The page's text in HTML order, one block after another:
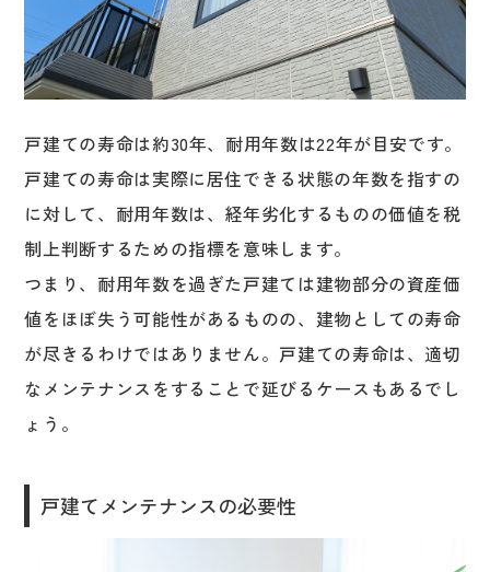
戸建ての寿命は約30年、耐用年数は22年が目安です。
戸建ての寿命は実際に居住できる状態の年数を指すの
に対して、耐用年数は、経年劣化するものの価値を税
制上判断するための指標を意味します。
つまり、耐用年数を過ぎた戸建ては建物部分の資産価
値をほぼ失う可能性があるものの、建物としての寿命
が尽きるわけではありません。戸建ての寿命は、適切
なメンテナンスをすることで延びるケースもあるでし
ょう。
戸建てメンテナンスの必要性